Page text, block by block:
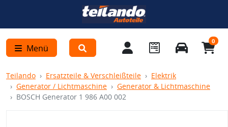
Menü
0
Teilando Ersatzteile & Verschleißteile
Elektrik
Generator / Lichtmaschine
Generator & Lichtmaschine
BOSCH Generator 1 986 A00 002